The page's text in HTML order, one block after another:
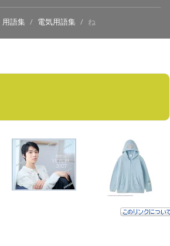
用語集 電気用語集 ね